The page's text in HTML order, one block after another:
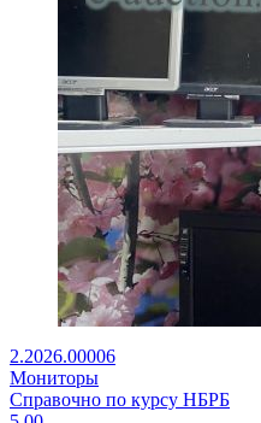
2.2026.00006
Мониторы
Справочно по курсу НБРБ